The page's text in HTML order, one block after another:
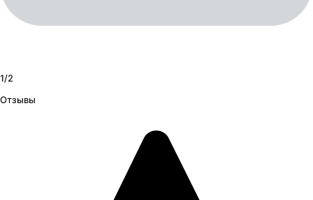
1/2
Отзывы